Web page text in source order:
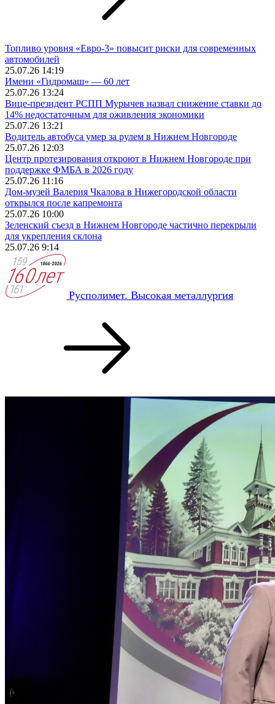
Топливо уровня «Евро-3» повысит риски для современных
автомобилей
25.07.26 14:19
Имени «Гидромаш» — 60 лет
25.07.26 13:24
Вице-президент РСПП Мурычев назвал снижение ставки до
14% недостаточным для оживления экономики
25.07.26 13:21
Водитель автобуса умер за рулем в Нижнем Новгороде
25.07.26 12:03
Центр протезирования откроют в Нижнем Новгороде при
поддержке ФМБА в 2026 году
25.07.26 11:16
Дом‑музей Валерия Чкалова в Нижегородской области
открылся после капремонта
25.07.26 10:00
Зеленский съезд в Нижнем Новгороде частично перекрыли
для укрепления склона
25.07.26 9:14
Русполимет. Высокая металлургия